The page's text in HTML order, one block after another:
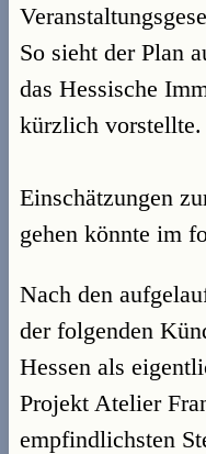
So sieht der Plan
das Hessische
kürzlich vorstellte.
Einschätzungen
gehen könnte im
Nach den
der folgenden
Hessen als
Projekt Atelier
empfindlichsten